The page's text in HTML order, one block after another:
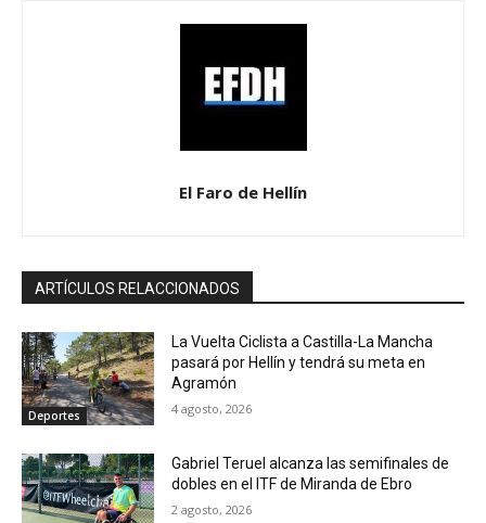
El Faro de Hellín
ARTÍCULOS RELACCIONADOS
Deportes
La Vuelta Ciclista a Castilla-La Mancha
pasará por Hellín y tendrá su meta en
Agramón
4 agosto, 2026
Gabriel Teruel alcanza las semifinales de
dobles en el ITF de Miranda de Ebro
2 agosto, 2026